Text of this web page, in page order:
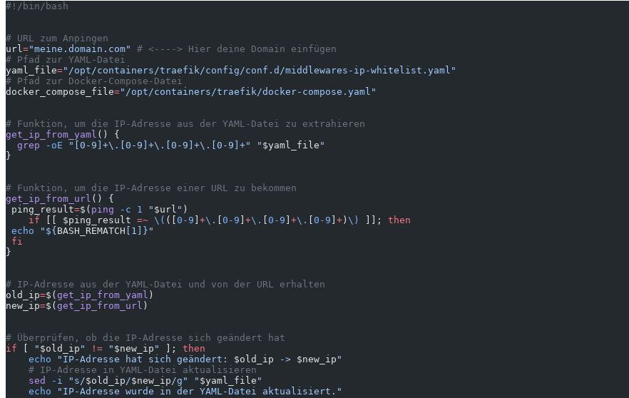
#!/bin/bash
# URL zum Anpingen
url="meine.domain.com"
# <----> Hier deine Domain einfügen
# Pfad zur YAML-Datei
yaml_file="/opt/containers/traefik/config/conf.d/middlewares-ip-whitelist.yaml"
# Pfad zur Docker-Compose-Datei
docker_compose_file="/opt/containers/traefik/docker-compose.yaml"
# Funktion, um die IP-Adresse aus der YAML-Datei zu extrahieren
get_ip_from_yaml () {
  grep
-oE "[0-9]+\.[0-9]+\.[0-9]+\.[0-9]+" " $yaml_file "
}
# Funktion, um die IP-Adresse einer URL zu bekommen
get_ip_from_url () {
ping_result=$( ping -c 1 " $url " )
    if
[[ $ping_result =~ \( ([ 0 - 9 +\. 0 - 9 +\. 0 - 9 +\. 0 - 9 + ) \) ]]; then
echo "${ BASH_REMATCH [1]}"
fi
}
# IP-Adresse aus der YAML-Datei und von der URL erhalten
old_ip=$( get_ip_from_yaml )
new_ip=$( get_ip_from_url )
# Überprüfen, ob die IP-Adresse sich geändert hat
if
" $old_ip " != " $new_ip " ]; then
    echo
"IP-Adresse hat sich geändert: $old_ip -> $new_ip "
    # IP-Adresse in YAML-Datei aktualisieren
    sed
-i "s/$old_ip/$new_ip/g" " $yaml_file "
    echo
"IP-Adresse wurde in der YAML-Datei aktualisiert."